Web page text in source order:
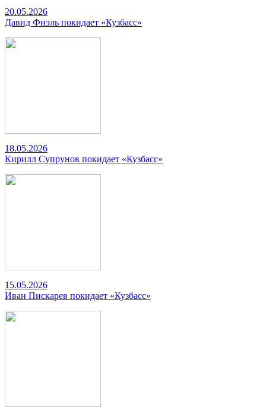
20.05.2026
Давид Фиэль покидает «Кузбасс»
18.05.2026
Кирилл Супрунов покидает «Кузбасс»
15.05.2026
Иван Пискарев покидает «Кузбасс»